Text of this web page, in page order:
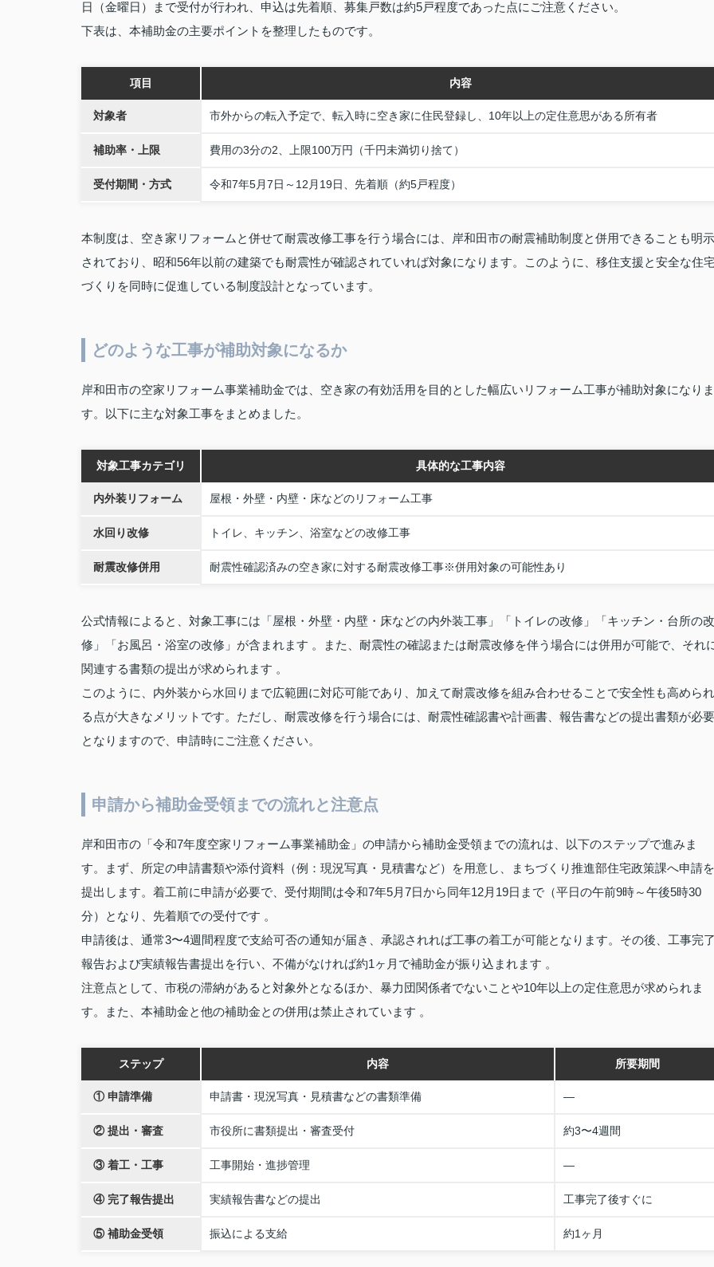
日（金曜日）まで受付が行われ、申込は先着順、募集戸数は約5戸程度であった点にご注意ください。
下表は、本補助金の主要ポイントを整理したものです。
項目 内容
対象者 市外からの転入予定で、転入時に空き家に住民登録し、10年以上の定住意思がある所有者
補助率・上限 費用の3分の2、上限100万円（千円未満切り捨て）
受付期間・方式 令和7年5月7日～12月19日、先着順（約5戸程度）
本制度は、空き家リフォームと併せて耐震改修工事を行う場合には、岸和田市の耐震補助制度と併用できることも明示
されており、昭和56年以前の建築でも耐震性が確認されていれば対象になります。このように、移住支援と安全な住
づくりを同時に促進している制度設計となっています。
どのような工事が補助対象になるか
岸和田市の空家リフォーム事業補助金では、空き家の有効活用を目的とした幅広いリフォーム工事が補助対象になりま
す。以下に主な対象工事をまとめました。
対象工事カテゴリ 具体的な工事内容
内外装リフォーム 屋根・外壁・内壁・床などのリフォーム工事
水回り改修 トイレ、キッチン、浴室などの改修工事
耐震改修併用 耐震性確認済みの空き家に対する耐震改修工事※併用対象の可能性あり
公式情報によると、対象工事には「屋根・外壁・内壁・床などの内外装工事」「トイレの改修」「キッチン・台所の改
修」「お風呂・浴室の改修」が含まれます 。また、耐震性の確認または耐震改修を伴う場合には併用が可能で、それ
関連する書類の提出が求められます 。
このように、内外装から水回りまで広範囲に対応可能であり、加えて耐震改修を組み合わせることで安全性も高められ
る点が大きなメリットです。ただし、耐震改修を行う場合には、耐震性確認書や計画書、報告書などの提出書類が必要
となりますので、申請時にご注意ください。
申請から補助金受領までの流れと注意点
岸和田市の「令和7年度空家リフォーム事業補助金」の申請から補助金受領までの流れは、以下のステップで進みま
す。まず、所定の申請書類や添付資料（例：現況写真・見積書など）を用意し、まちづくり推進部住宅政策課へ申請を
提出します。着工前に申請が必要で、受付期間は令和7年5月7日から同年12月19日まで（平日の午前9時～午後5時30
分）となり、先着順での受付です 。
申請後は、通常3〜4週間程度で支給可否の通知が届き、承認されれば工事の着工が可能となります。その後、工事完
報告および実績報告書提出を行い、不備がなければ約1ヶ月で補助金が振り込まれます 。
注意点として、市税の滞納があると対象外となるほか、暴力団関係者でないことや10年以上の定住意思が求められま
す。また、本補助金と他の補助金との併用は禁止されています 。
ステップ 内容 所要期間
① 申請準備 申請書・現況写真・見積書などの書類準備 —
② 提出・審査 市役所に書類提出・審査受付 約3〜4週間
③ 着工・工事 工事開始・進捗管理 —
④ 完了報告提出 実績報告書などの提出 工事完了後すぐに
⑤ 補助金受領 振込による支給 約1ヶ月